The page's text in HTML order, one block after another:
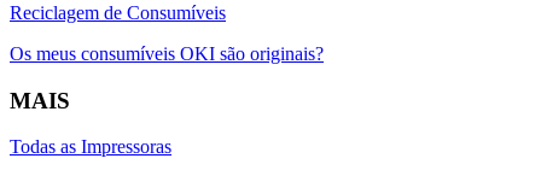
Reciclagem de Consumíveis
Os meus consumíveis OKI são originais?
MAIS
Todas as Impressoras